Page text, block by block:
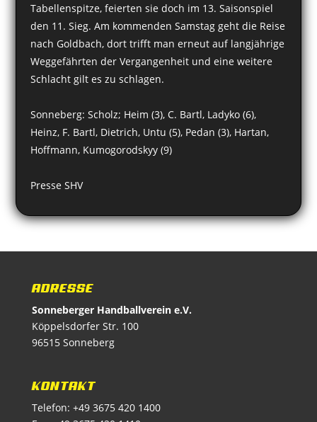
Tabellenspitze, feierten sie doch im 13. Saisonspiel
den 11. Sieg. Am kommenden Samstag geht die Reise
nach Goldbach, dort trifft man erneut auf langjährige
Weggefährten der Vergangenheit und eine weitere
Schlacht gilt es zu schlagen.
Sonneberg: Scholz; Heim (3), C. Bartl, Ladyko (6),
Heinz, F. Bartl, Dietrich, Untu (5), Pedan (3), Hartan,
Hoffmann, Kumogorodskyy (9)
Presse SHV
ADRESSE
Sonneberger Handballverein e.V.
Köppelsdorfer Str. 100
96515 Sonneberg
KONTAKT
Telefon: +49 3675 420 1400